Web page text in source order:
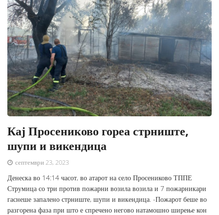
Кај Просениково гореа стрниште,
шупи и викендица
септември 23, 2023
Денеска во 14:14 часот, во атарот на село Просениково ТППЕ
Струмица со три против пожарни возила возила и 7 пожарникари
гаснеше запалено стрниште, шупи и викендица. -Пожарот беше во
разгорена фаза при што е спречено негово натамошно ширење кон